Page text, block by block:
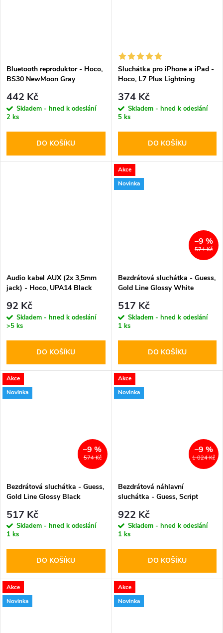
Bluetooth reproduktor - Hoco,
BS30 NewMoon Gray
442 Kč
Skladem - hned k odeslání
2 ks
DO KOŠÍKU
Sluchátka pro iPhone a iPad -
Hoco, L7 Plus Lightning
374 Kč
Skladem - hned k odeslání
5 ks
DO KOŠÍKU
Audio kabel AUX (2x 3,5mm
jack) - Hoco, UPA14 Black
92 Kč
Skladem - hned k odeslání
>5 ks
DO KOŠÍKU
Akce
Novinka
574 Kč
–9 %
Bezdrátová sluchátka - Guess,
Gold Line Glossy White
517 Kč
Skladem - hned k odeslání
1 ks
DO KOŠÍKU
Akce
Novinka
574 Kč
–9 %
Bezdrátová sluchátka - Guess,
Gold Line Glossy Black
517 Kč
Skladem - hned k odeslání
1 ks
DO KOŠÍKU
Akce
Novinka
1 024 Kč
–9 %
Bezdrátová náhlavní
sluchátka - Guess, Script
922 Kč
Skladem - hned k odeslání
1 ks
DO KOŠÍKU
Akce
Novinka
Akce
Novinka